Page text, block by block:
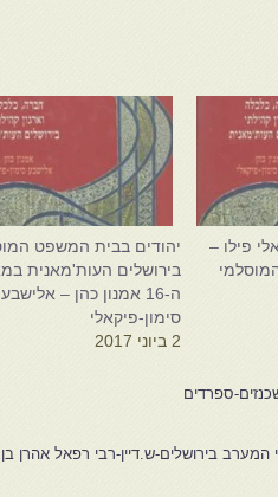
פילו –
יהודים בבית המשפט
בירושלים העות'מאנית
ה-16 אמנון כהן – אלישבע
סימון-פיקאלי
2 ביוני 2017
ספרדים
המערב בירושלים-ש.דיין-רבי רפאל אהרן